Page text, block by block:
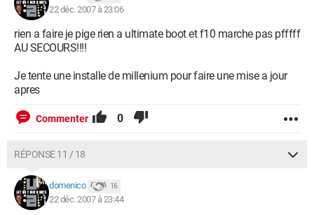
22 déc. 2007 à 23:06
rien a faire je pige rien a ultimate boot et f10 marche pas pfffff
AU SECOURS!!!!
Je tente une installe de millenium pour faire une mise a jour
apres
Commenter 0
RÉPONSE 11 / 18
domenico 16
22 déc. 2007 à 23:44